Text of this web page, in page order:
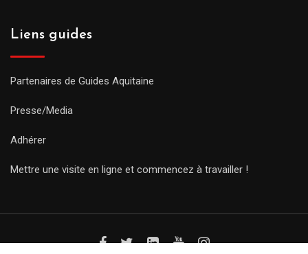
Liens guides
Partenaires de Guides Aquitaine
Presse/Media
Adhérer
Mettre une visite en ligne et commencez à travailler !